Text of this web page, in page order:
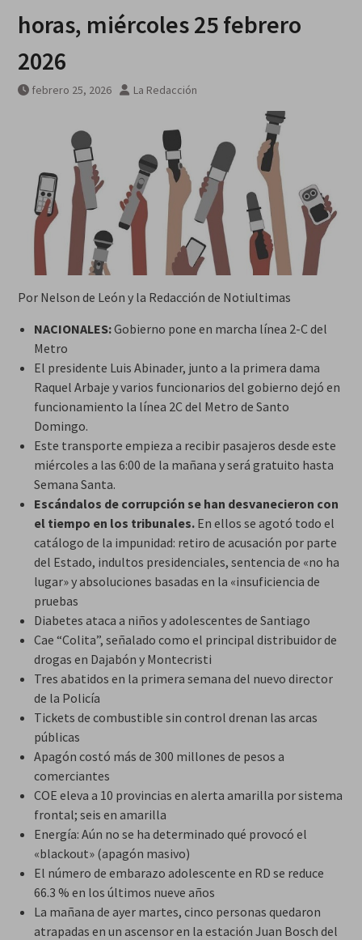
horas, miércoles 25 febrero
2026
febrero 25, 2026 La Redacción
Por Nelson de León y la Redacción de Notiultimas
NACIONALES:Gobierno pone en marcha línea 2-C del
Metro
El presidente Luis Abinader, junto a la primera dama
Raquel Arbaje y varios funcionarios del gobierno dejó en
funcionamiento la línea 2C del Metro de Santo
Domingo.
Este transporte empieza a recibir pasajeros desde este
miércoles a las 6:00 de la mañana y será gratuito hasta
Semana Santa.
Escándalos de corrupción se han desvanecieron con
el tiempo en los tribunales. En ellos se agotó todo el
catálogo de la impunidad: retiro de acusación por parte
del Estado, indultos presidenciales, sentencia de «no ha
lugar» y absoluciones basadas en la «insuficiencia de
pruebas
Diabetes ataca a niños y adolescentes de Santiago
Cae “Colita”, señalado como el principal distribuidor de
drogas en Dajabón y Montecristi
Tres abatidos en la primera semana del nuevo director
de la Policía
Tickets de combustible sin control drenan las arcas
públicas
Apagón costó más de 300 millones de pesos a
comerciantes
COE eleva a 10 provincias en alerta amarilla por sistema
frontal; seis en amarilla
Energía: Aún no se ha determinado qué provocó el
«blackout» (apagón masivo)
El número de embarazo adolescente en RD se reduce
66.3 % en los últimos nueve años
La mañana de ayer martes, cinco personas quedaron
atrapadas en un ascensor en la estación Juan Bosch del